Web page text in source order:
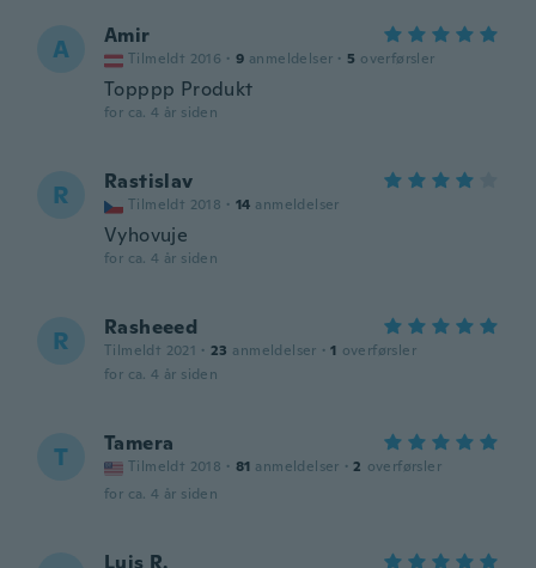
A Amir
Tilmeldt 2016 · 9 anmeldelser · 5 overførsler
Topppp Produkt
for ca. 4 år siden
R Rastislav
Tilmeldt 2018 · 14 anmeldelser
Vyhovuje
for ca. 4 år siden
R Rasheeed
Tilmeldt 2021 · 23 anmeldelser · 1 overførsler
for ca. 4 år siden
T Tamera
Tilmeldt 2018 · 81 anmeldelser · 2 overførsler
for ca. 4 år siden
Luis R.